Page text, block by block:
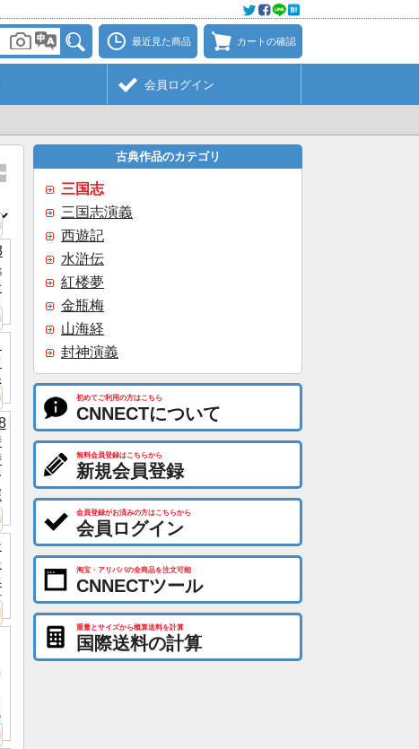
最近見た商品 カートの確認
会員ログイン
古典作品のカテゴリ
三国志
三国志演義
西遊記
水滸伝
紅楼夢
金瓶梅
山海経
封神演義
初めてご利用の方はこちら
CNNECTについて
無料会員登録はこちらから
新規会員登録
会員登録がお済みの方はこちらから
会員ログイン
淘宝・アリババの全商品を注文可能
CNNECTツール
重量とサイズから概算送料を計算
国際送料の計算